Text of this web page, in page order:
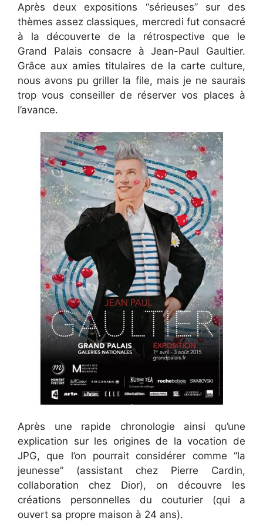
Après deux expositions “sérieuses” sur des
thèmes assez classiques, mercredi fut consacré
à la découverte de la rétrospective que le
Grand Palais consacre à Jean-Paul Gaultier.
Grâce aux amies titulaires de la carte culture,
nous avons pu griller la file, mais je ne saurais
trop vous conseiller de réserver vos places à
l’avance.
Après une rapide chronologie ainsi qu’une
explication sur les origines de la vocation de
JPG, que l’on pourrait considérer comme “la
jeunesse” (assistant chez Pierre Cardin,
collaboration chez Dior), on découvre les
créations personnelles du couturier (qui a
ouvert sa propre maison à 24 ans).